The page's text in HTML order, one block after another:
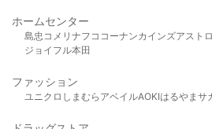
ホームセンター
島忠 コメリ ナフコ コーナンカインズアスト
ジョイフル本田
ファッション
ユニクロ しまむら アベイルAOKIはるやま サ